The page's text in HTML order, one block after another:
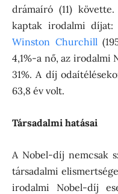
drámaíró (11)
kaptak irodalmi díjat:
Winston Churchill
4,1%-a nő, az irodalmi
31%. A díj
63,8 év volt.
Társadalmi hatásai
A Nobel-díj nemcsak
társadalmi
irodalmi Nobel-díj